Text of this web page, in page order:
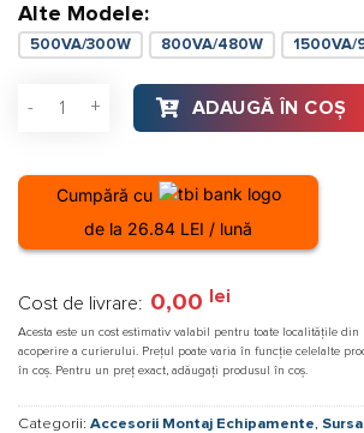
singure
evaluări
Alte Modele:
500VA/300W 800VA/480W 1500VA/
Cantitate Sursa ups pentru cazan
ADAUGĂ ÎN COȘ
Cumpără cu
de la 26.84 LEI / lună
Cost de livrare: 0,00 lei
Acesta este un cost estimativ valabil pentru toate localitățile din
acoperire a curierului. Prețul poate varia în funcție celelalte
în coș. Pentru un preț exact, adăugați produsul în coș.
Categorii: Accesorii Montaj Echipamente,